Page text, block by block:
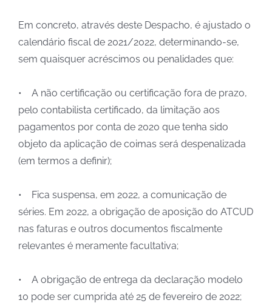
Em concreto, através deste Despacho, é ajustado o
calendário fiscal de 2021/2022, determinando-se,
sem quaisquer acréscimos ou penalidades que:
• A não certificação ou certificação fora de prazo,
pelo contabilista certificado, da limitação aos
pagamentos por conta de 2020 que tenha sido
objeto da aplicação de coimas será despenalizada
(em termos a definir);
• Fica suspensa, em 2022, a comunicação de
séries. Em 2022, a obrigação de aposição do ATCUD
nas faturas e outros documentos fiscalmente
relevantes é meramente facultativa;
• A obrigação de entrega da declaração modelo
10 pode ser cumprida até 25 de fevereiro de 2022;